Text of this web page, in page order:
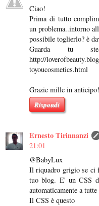
Ciao!
Prima di tutto
un problema..intorno
possibile toglierlo? è
Guarda tu
http://
toyoucosmetics.html
Grazie mille in anticipo!
Rispondi
Ernesto Tirinnanzi
21:01
@BabyLux
Il riquadro grigio se ci
tuo blog. E' un CSS
automaticamente a
Il CSS è questo